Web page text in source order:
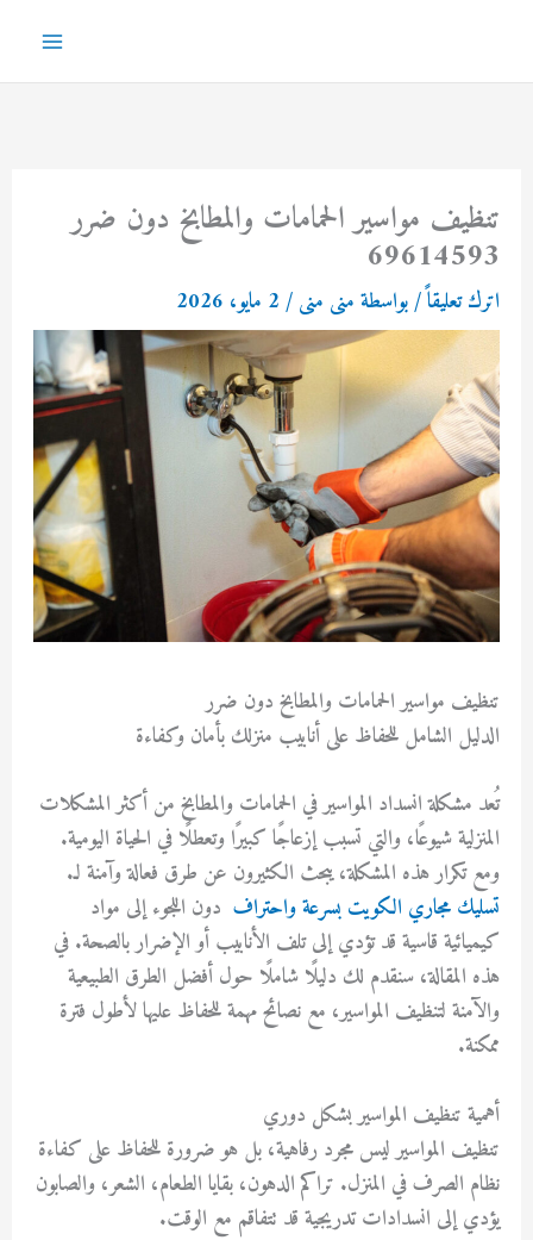
المحتوى
تنظيف مواسير الحمامات والمطابخ دون ضرر
69614593
اترك تعليقاً/ بواسطة منى منى/2 مايو، 2026
تنظيف مواسير الحمامات والمطابخ دون ضرر
الدليل الشامل للحفاظ على أنابيب منزلك بأمان وكفاءة
تُعد مشكلة انسداد المواسير في الحمامات والمطابخ من أكثر المشكلات
المنزلية شيوعًا، والتي تسبب إزعاجًا كبيرًا وتعطلًا في الحياة اليومية.
ومع تكرار هذه المشكلة، يبحث الكثيرون عن طرق فعالة وآمنة لـ.
تسليك مجاري الكويت بسرعة واحتراف دون اللجوء إلى مواد
كيميائية قاسية قد تؤدي إلى تلف الأنابيب أو الإضرار بالصحة. في
هذه المقالة، سنقدم لك دليلًا شاملًا حول أفضل الطرق الطبيعية
والآمنة لتنظيف المواسير، مع نصائح مهمة للحفاظ عليها لأطول فترة
ممكنة.
أهمية تنظيف المواسير بشكل دوري
تنظيف المواسير ليس مجرد رفاهية، بل هو ضرورة للحفاظ على كفاءة
نظام الصرف في المنزل. تراكم الدهون، بقايا الطعام، الشعر، والصابون
يؤدي إلى انسدادات تدريجية قد تتفاقم مع الوقت.